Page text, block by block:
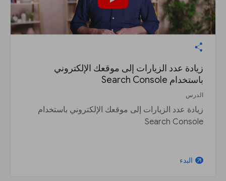
زيادة عدد الزيارات إلى موقعك الإلكتروني
باستخدام Search Console
الدرس
زيادة عدد الزيارات إلى موقعك الإلكتروني باستخدام
Search Console
arrow_outward البدء